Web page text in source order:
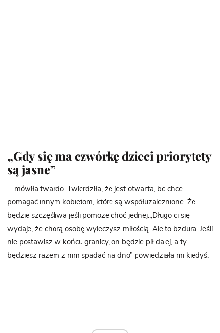
„Gdy się ma czwórkę dzieci priorytety
są jasne”
… mówiła twardo. Twierdziła, że jest otwarta, bo chce
pomagać innym kobietom, które są współuzależnione. Że
będzie szczęśliwa jeśli pomoże choć jednej.„Długo ci się
wydaje, że chorą osobę wyleczysz miłością. Ale to bzdura. Jeśli
nie postawisz w końcu granicy, on będzie pił dalej, a ty
będziesz razem z nim spadać na dno” powiedziała mi kiedyś.